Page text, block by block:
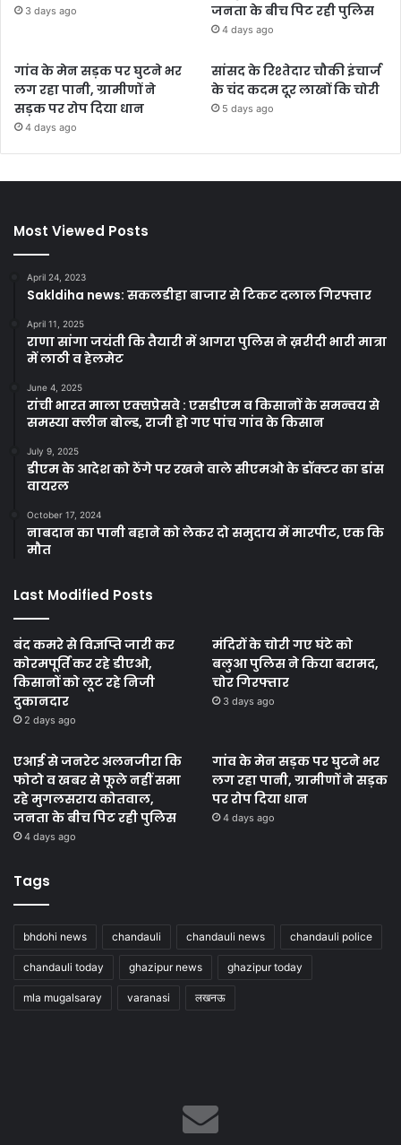
3 days ago
जनता के बीच पिट रही पुलिस
4 days ago
गांव के मेन सड़क पर घुटने भर
लग रहा पानी, ग्रामीणों ने
सड़क पर रोप दिया धान
4 days ago
सांसद के रिश्तेदार चौकी इंचार्ज
के चंद कदम दूर लाखों कि चोरी
5 days ago
Most Viewed Posts
April 24, 2023
Sakldiha news: सकलडीहा बाजार से टिकट दलाल गिरफ्तार
April 11, 2025
राणा सांगा जयंती कि तैयारी में आगरा पुलिस ने ख़रीदी भारी मात्रा
में लाठी व हेलमेट
June 4, 2025
रांची भारत माला एक्सप्रेसवे : एसडीएम व किसानों के समन्वय से
समस्या क्लीन बोल्ड, राजी हो गए पांच गांव के किसान
July 9, 2025
डीएम के आदेश को ठेंगे पर रखने वाले सीएमओ के डॉक्टर का डांस
वायरल
October 17, 2024
नाबदान का पानी बहाने को लेकर दो समुदाय में मारपीट, एक कि
मौत
Last Modified Posts
बंद कमरे से विज्ञप्ति जारी कर
कोरमपूर्ति कर रहे डीएओ,
किसानों को लूट रहे निजी
दुकानदार
2 days ago
मंदिरों के चोरी गए घंटे को
बलुआ पुलिस ने किया बरामद,
चोर गिरफ्तार
3 days ago
एआई से जनरेट अलनजीरा कि
फोटो व खबर से फूले नहीं समा
रहे मुगलसराय कोतवाल,
जनता के बीच पिट रही पुलिस
4 days ago
गांव के मेन सड़क पर घुटने भर
लग रहा पानी, ग्रामीणों ने सड़क
पर रोप दिया धान
4 days ago
Tags
bhdohi news chandauli chandauli news chandauli police
chandauli today ghazipur news ghazipur today
mla mugalsaray varanasi लखनऊ